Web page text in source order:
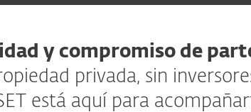
y compromiso de
privada, sin
está aquí para